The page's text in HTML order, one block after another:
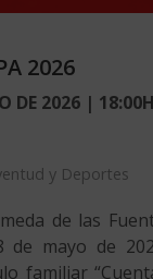
2026
DE 2026 |
y Deportes
de las
de mayo de
familiar